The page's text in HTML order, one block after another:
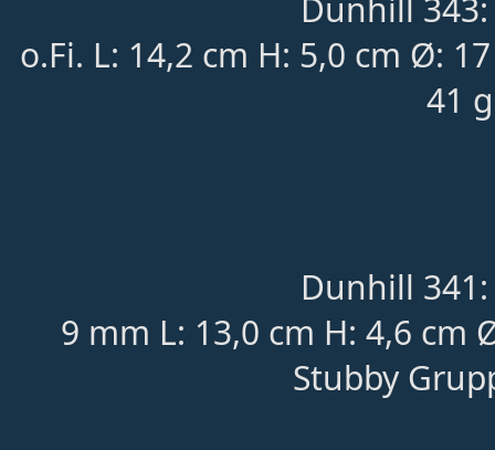
Dunhill
o.Fi. L: 14,2 cm H: 5,0 cm Ø:
41
Dunhill
9 mm L: 13,0 cm H: 4,6
Stubby